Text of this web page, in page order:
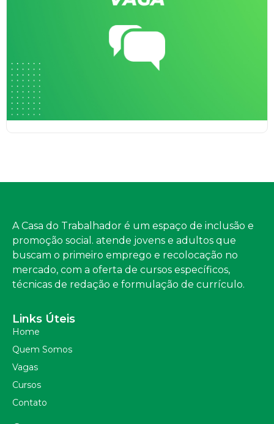
A Casa do Trabalhador é um espaço de inclusão e
promoção social. atende jovens e adultos que
buscam o primeiro emprego e recolocação no
mercado, com a oferta de cursos específicos,
técnicas de redação e formulação de currículo.
Links Úteis
Home
Quem Somos
Vagas
Cursos
Contato